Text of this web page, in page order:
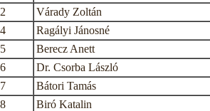
Várady Zoltán
Ragályi Jánosné
Berecz Anett
Dr. Csorba László
Bátori Tamás
Biró Katalin